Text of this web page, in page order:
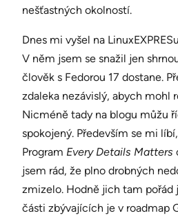
nešťastných okolností.
Dnes mi vyšel na
V něm jsem se snažil jen
člověk s Fedorou 17 dostane.
zdaleka nezávislý, abych mohl
Nicméně tady na blogu můžu
spokojený. Především se mi
Program Every Details Matters
jsem rád, že plno drobných
zmizelo. Hodně jich tam pořád
části zbývajících je v roadmap